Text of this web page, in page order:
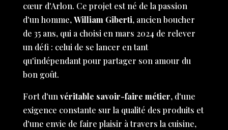
cœur d'Arlon. Ce projet est né de la passion
d'un homme,William Giberti, ancien boucher
de 35 ans, qui a choisi en mars 2024 de relever
un défi : celui de se lancer en tant
qu'indépendant pour partager son amour du
bon goût.
Fort d'unvéritable savoir-faire métier, d'une
exigence constante sur la qualité des produits et
d'une envie de faire plaisir à travers la cuisine,